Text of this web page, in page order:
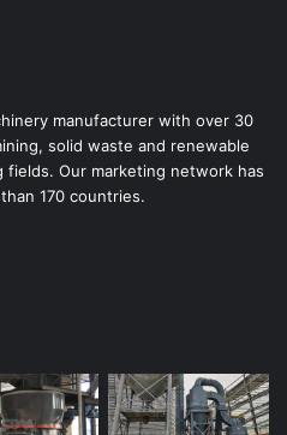
manufacturer with over 30
solid waste and renewable
fields. Our marketing network has
170 countries.